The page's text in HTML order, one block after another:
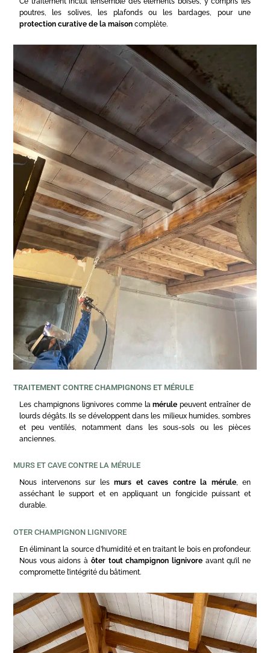
poutres, les solives, les plafonds ou les bardages, pour une
protection curative de la maison complète.
TRAITEMENT CONTRE CHAMPIGNONS ET MÉRULE
Les champignons lignivores comme lamérule peuvent entraîner de
lourds dégâts. Ils se développent dans les milieux humides, sombres
et peu ventilés, notamment dans les sous-sols ou les pièces
anciennes.
MURS ET CAVE CONTRE LA MÉRULE
Nous intervenons sur les murs et caves contre la mérule, en
asséchant le support et en appliquant un fongicide puissant et
durable.
OTER CHAMPIGNON LIGNIVORE
En éliminant la source d’humidité et en traitant le bois en profondeur.
Nous vous aidons à ôter tout champignon lignivoreavant qu’il ne
compromette l’intégrité du bâtiment.